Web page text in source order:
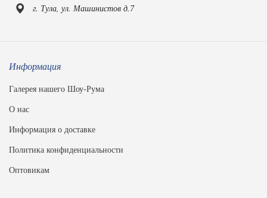
г. Тула, ул. Машинистов д.7
Информация
Галерея нашего Шоу-Рума
О нас
Информация о доставке
Политика конфиденциальности
Оптовикам